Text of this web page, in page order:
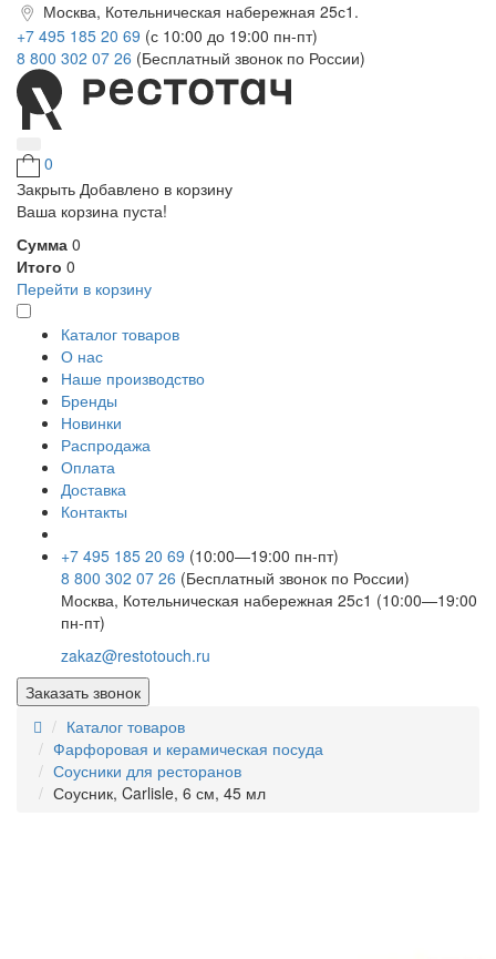
Москва, Котельническая набережная 25с1.
+7 495 185 20 69 (с 10:00 до 19:00 пн-пт)
8 800 302 07 26 (Бесплатный звонок по России)
0
Закрыть Добавлено в корзину
Ваша корзина пуста!
Сумма 0
Итого 0
Перейти в корзину
Каталог товаров
О нас
Наше производство
Бренды
Новинки
Распродажа
Оплата
Доставка
Контакты
+7 495 185 20 69 (10:00—19:00 пн-пт)
8 800 302 07 26 (Бесплатный звонок по России)
Москва, Котельническая набережная 25с1 (10:00—19:00
пн-пт)
zakaz@restotouch.ru
Заказать звонок
Каталог товаров
Фарфоровая и керамическая посуда
Соусники для ресторанов
Соусник, Carlisle, 6 см, 45 мл